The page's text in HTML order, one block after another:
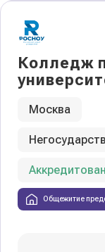
Колледж
Москва
Аккредитован
Общежитие